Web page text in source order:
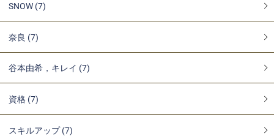
SNOW (7)
奈良 (7)
谷本由希，キレイ (7)
資格 (7)
スキルアップ (7)